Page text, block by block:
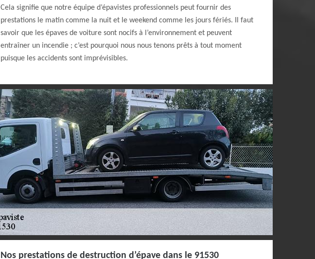
Cela signifie que notre équipe d’épavistes professionnels peut fournir des
prestations le matin comme la nuit et le weekend comme les jours fériés. Il faut
savoir que les épaves de voiture sont nocifs à l’environnement et peuvent
entraîner un incendie ; c’est pourquoi nous nous tenons prêts à tout moment
puisque les accidents sont imprévisibles.
Nos prestations de destruction d’épave dans le 91530